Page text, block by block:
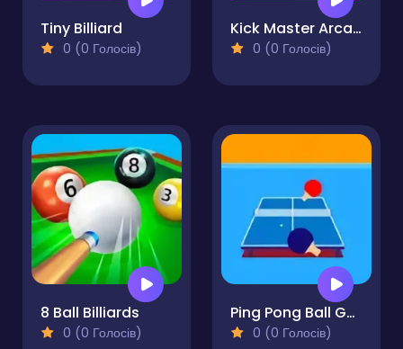
Tiny Billiard
0 (0 Голосів)
Kick Master Arcade
0 (0 Голосів)
8 Ball Billiards
0 (0 Голосів)
Ping Pong Ball Game Online
0 (0 Голосів)